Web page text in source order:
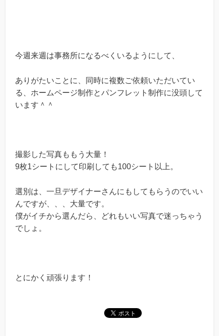
今週来週は事務所になるべくいるようにして、
ありがたいことに、同時に複数ご依頼いただいてい
る、ホームページ制作とパンフレット制作に没頭して
います＾＾
撮影した写真ももう大量！
9枚1シートにして印刷しても100シート以上。
選別は、一旦デザイナーさんにもしてもらうのでいい
んですが、、、大量です。
僕がイチから選んだら、どれもいい写真で迷っちゃう
でしょ。
とにかく頑張ります！